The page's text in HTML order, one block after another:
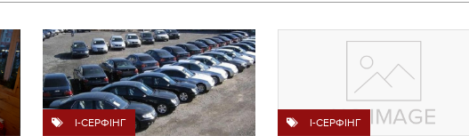
I-СЕРФІНГ I-СЕРФІНГ